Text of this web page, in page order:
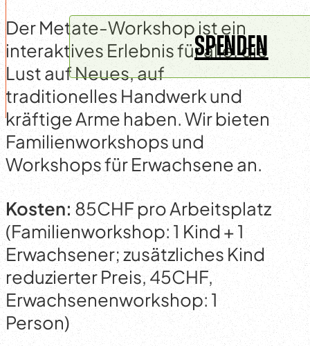
SPENDEN
Der Metate-Workshop ist ein
interaktives Erlebnis für alle, die
Lust auf Neues, auf
traditionelles Handwerk und
kräftige Arme haben. Wir bieten
Familienworkshops und
Workshops für Erwachsene an.
Kosten: 85CHF pro Arbeitsplatz
(Familienworkshop: 1 Kind + 1
Erwachsener; zusätzliches Kind
reduzierter Preis, 45CHF,
Erwachsenenworkshop: 1
Person)